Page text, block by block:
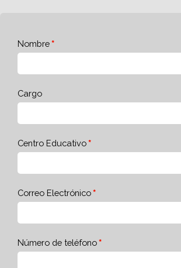
Nombre
Cargo
Centro Educativo
Correo Electrónico
Número de teléfono